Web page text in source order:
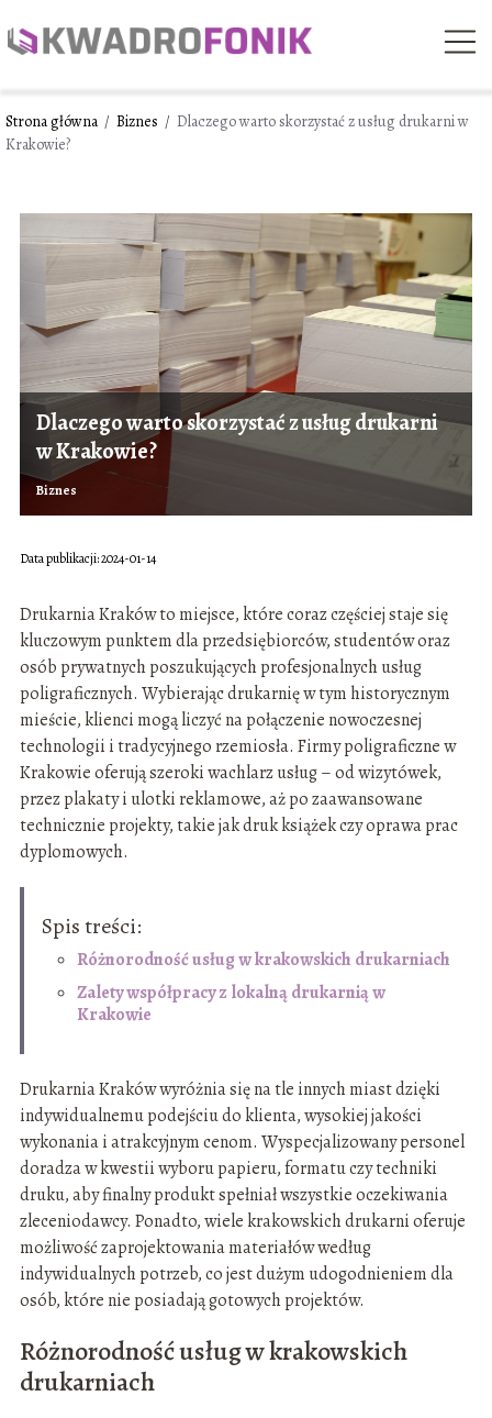
Strona główna / Biznes / Dlaczego warto skorzystać z usług drukarni w
Krakowie?
Dlaczego warto skorzystać z usług drukarni
w Krakowie?
Biznes
Data publikacji: 2024-01-14
Drukarnia Kraków to miejsce, które coraz częściej staje się
kluczowym punktem dla przedsiębiorców, studentów oraz
osób prywatnych poszukujących profesjonalnych usług
poligraficznych. Wybierając drukarnię w tym historycznym
mieście, klienci mogą liczyć na połączenie nowoczesnej
technologii i tradycyjnego rzemiosła. Firmy poligraficzne w
Krakowie oferują szeroki wachlarz usług – od wizytówek,
przez plakaty i ulotki reklamowe, aż po zaawansowane
technicznie projekty, takie jak druk książek czy oprawa prac
dyplomowych.
Spis treści:
Różnorodność usług w krakowskich drukarniach
Zalety współpracy z lokalną drukarnią w
Krakowie
Drukarnia Kraków wyróżnia się na tle innych miast dzięki
indywidualnemu podejściu do klienta, wysokiej jakości
wykonania i atrakcyjnym cenom. Wyspecjalizowany personel
doradza w kwestii wyboru papieru, formatu czy techniki
druku, aby finalny produkt spełniał wszystkie oczekiwania
zleceniodawcy. Ponadto, wiele krakowskich drukarni oferuje
możliwość zaprojektowania materiałów według
indywidualnych potrzeb, co jest dużym udogodnieniem dla
osób, które nie posiadają gotowych projektów.
Różnorodność usług w krakowskich
drukarniach